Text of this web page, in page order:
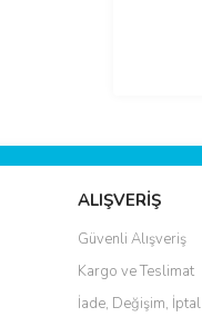
ALIŞVERİŞ
Güvenli Alışveriş
Kargo ve Teslimat
İade, Değişim, İptal